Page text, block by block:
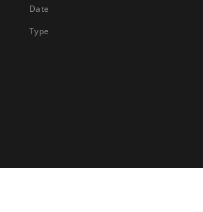
Date
Type